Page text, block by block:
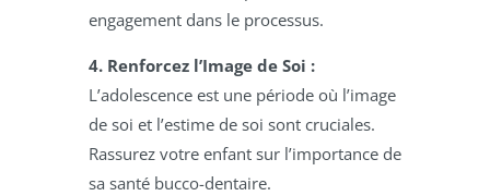
engagement dans le processus.
4. Renforcez l’Image de Soi :
L’adolescence est une période où l’image
de soi et l’estime de soi sont cruciales.
Rassurez votre enfant sur l’importance de
sa santé bucco-dentaire.